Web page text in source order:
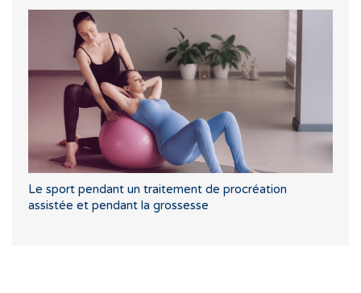
Le sport pendant un traitement de procréation
assistée et pendant la grossesse